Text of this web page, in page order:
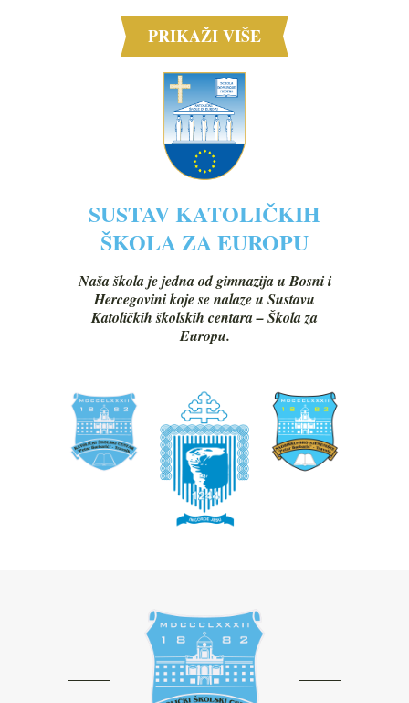
PRIKAŽI VIŠE
SUSTAV KATOLIČKIH
ŠKOLA ZA EUROPU
Naša škola je jedna od gimnazija u Bosni i
Hercegovini koje se nalaze u Sustavu
Katoličkih školskih centara – Škola za
Europu.